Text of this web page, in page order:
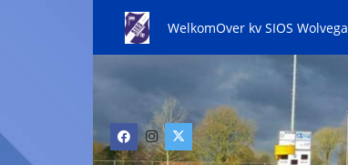
WelkomOver kv SIOS Wolvega